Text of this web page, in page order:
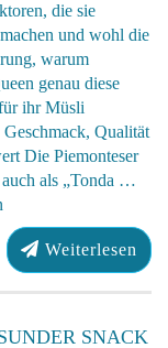
die sie
und wohl die
warum
genau diese
ihr Müsli
Qualität
Die Piemonteser
auch als „Tonda …
Weiterlesen
SNACK